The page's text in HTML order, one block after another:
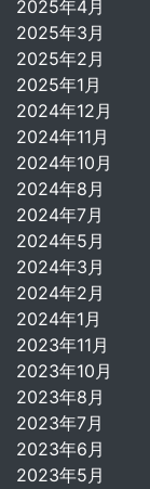
2025年4月
2025年3月
2025年2月
2025年1月
2024年12月
2024年11月
2024年10月
2024年8月
2024年7月
2024年5月
2024年3月
2024年2月
2024年1月
2023年11月
2023年10月
2023年8月
2023年7月
2023年6月
2023年5月